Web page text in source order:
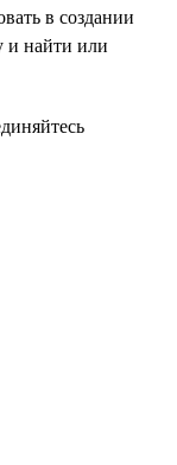
в создании
и найти или